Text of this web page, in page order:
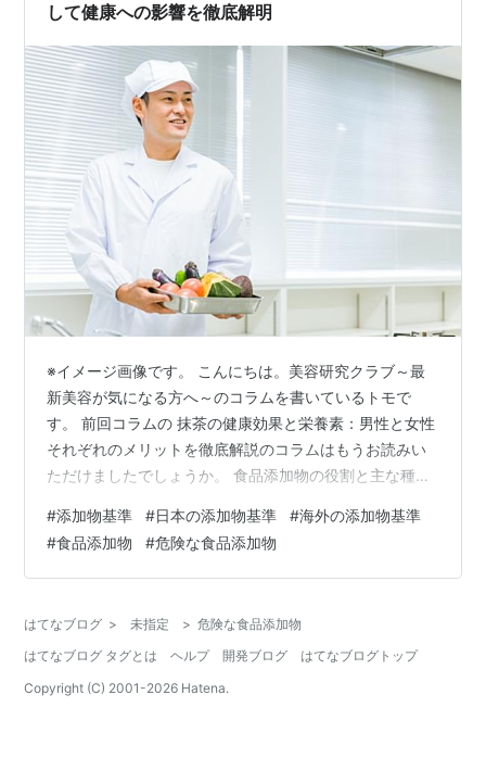
して健康への影響を徹底解明
※イメージ画像です。 こんにちは。美容研究クラブ～最
新美容が気になる方へ～のコラムを書いているトモで
す。 前回コラムの 抹茶の健康効果と栄養素：男性と女性
それぞれのメリットを徹底解説のコラムはもうお読みい
ただけましたでしょうか。 食品添加物の役割と主な種類
は？ 日本と海外の食品添加物基準の違いとその背景と
は？ 安全に食品添加物と付き合うための方法とはどんな
ものなの？ まとめ 近年、危険視されている食品添加物。
健康への影響はどの程度知られているでしょうか。 本記
事では、添加物の背後にある科学と、そ…
#添加物基準 #日本の添加物基準 #海外の添加物基準
#食品添加物 #危険な食品添加物
はてなブログ > 未指定 > 危険な食品添加物
はてなブログ タグとは
ヘルプ 開発ブログ
はてなブログトップ
Copyright (C) 2001-2026 Hatena.